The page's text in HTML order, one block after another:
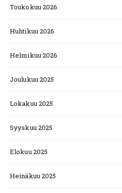
Toukokuu 2026
Huhtikuu 2026
Helmikuu 2026
Joulukuu 2025
Lokakuu 2025
Syyskuu 2025
Elokuu 2025
Heinäkuu 2025